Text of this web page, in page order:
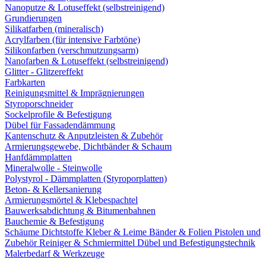
Nanoputze & Lotuseffekt (selbstreinigend)
Grundierungen
Silikatfarben (mineralisch)
Acrylfarben (für intensive Farbtöne)
Silikonfarben (verschmutzungsarm)
Nanofarben & Lotuseffekt (selbstreinigend)
Glitter - Glitzereffekt
Farbkarten
Reinigungsmittel & Imprägnierungen
Styroporschneider
Sockelprofile & Befestigung
Dübel für Fassadendämmung
Kantenschutz & Anputzleisten & Zubehör
Armierungsgewebe, Dichtbänder & Schaum
Hanfdämmplatten
Mineralwolle - Steinwolle
Polystyrol - Dämmplatten (Styroporplatten)
Beton- & Kellersanierung
Armierungsmörtel & Klebespachtel
Bauwerksabdichtung & Bitumenbahnen
Bauchemie & Befestigung
Schäume Dichtstoffe Kleber & Leime Bänder & Folien Pistolen und
ZubehörReiniger & Schmiermittel Dübel und Befestigungstechnik
Malerbedarf & Werkzeuge